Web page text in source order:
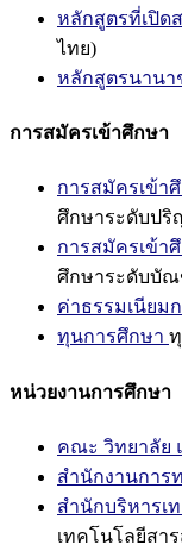
หลักสูตรที่เปิด
ไทย)
หลักสูตรนานา
การสมัครเข้าศึกษา
การสมัครเข้
ศึกษาระดับป
การสมัครเข้
ศึกษาระดับบั
ค่าธรรมเนียม
ทุนการศึกษา
หน่วยงานการศึกษา
คณะ วิทยาลัย
สำนักงานการ
สำนักบริหารเ
เทคโนโลยีสา